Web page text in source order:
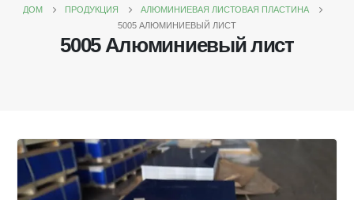
ДОМ ПРОДУКЦИЯ
АЛЮМИНИЕВАЯ ЛИСТОВАЯ ПЛАСТИНА
5005 АЛЮМИНИЕВЫЙ ЛИСТ
5005 Алюминиевый лист